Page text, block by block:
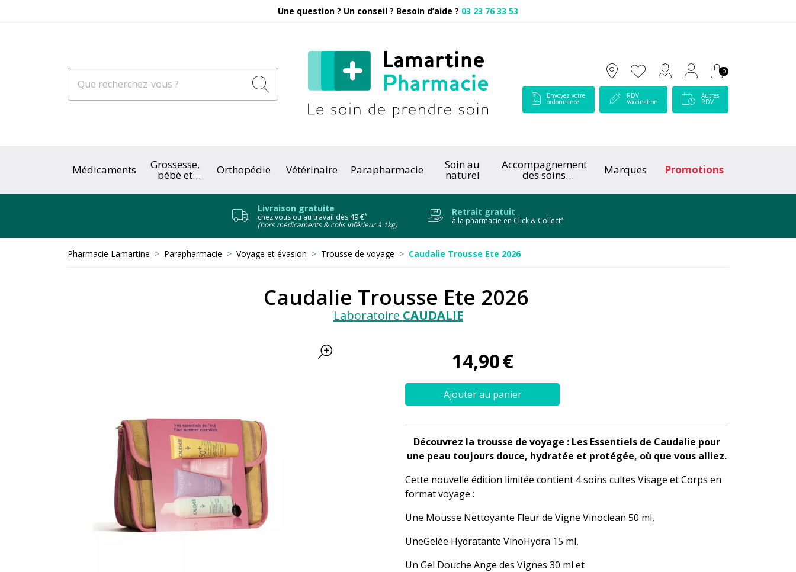
Une question ? Un conseil ? Besoin d’aide ? 03 23 76 33 53
0
Envoyez votre
ordonnance
RDV
Vaccination
Autres
RDV
Médicaments Grossesse,
bébé et Orthopédie Vétérinaire Parapharmacie Soin au
naturel
Accompagnement
des soins Marques Promotions
Livraison gratuite
chez vous ou au travail dès 49 €*
(hors médicaments & colis inférieur à 1kg)
Retrait gratuit
à la pharmacie en Click & Collect*
Pharmacie Lamartine Parapharmacie Voyage et évasion Trousse de voyage Caudalie Trousse Ete 2026
Caudalie Trousse Ete 2026
Laboratoire CAUDALIE
14,90€
Ajouter au panier
Découvrez la trousse de voyage : Les Essentiels de Caudalie pour
une peau toujours douce, hydratée et protégée, où que vous alliez.
Cette nouvelle édition limitée contient 4 soins cultes Visage et Corps en
format voyage :
Une Mousse Nettoyante Fleur de Vigne Vinoclean 50 ml,
UneGelée Hydratante VinoHydra 15 ml,
Un Gel Douche Ange des Vignes 30 ml et